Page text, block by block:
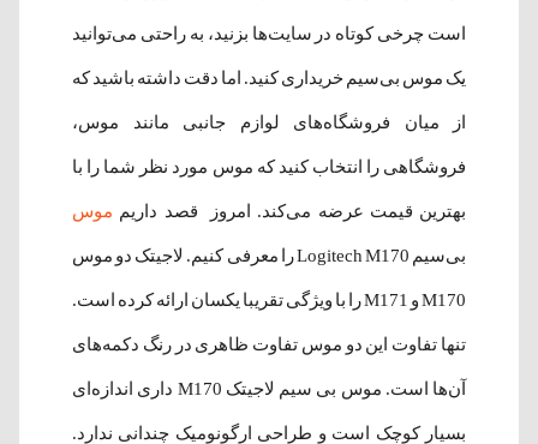
است چرخی کوتاه در سایت‌ها بزنید، به راحتی می‌توانید
یک موس بی‌سیم خریداری کنید. اما دقت داشته باشید که
از میان فروشگاه‌های لوازم جانبی مانند موس،
فروشگاهی را انتخاب کنید که موس مورد نظر شما را با
بهترین قیمت عرضه می‌کند. امروز قصد داریم موس
بی‌سیم Logitech M170 را معرفی کنیم. لاجیتک دو موس
M170 و M171 را با ویژگی تقریبا یکسان ارائه کرده است.
تنها تفاوت این دو موس تفاوت ظاهری در رنگ دکمه‌های
آن‌ها است. موس بی سیم لاجیتک M170 داری اندازه‌‌ای
بسیار کوچک است و طراحی ارگونومیک چندانی ندارد.